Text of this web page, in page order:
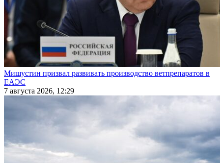
Мишустин призвал развивать производство ветпрепаратов в
ЕАЭС
7 августа 2026, 12:29